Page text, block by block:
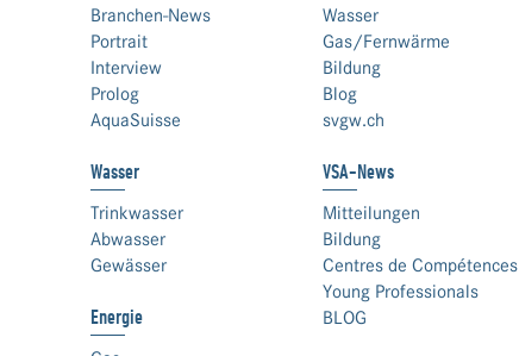
Branchen-News
Portrait
Interview
Prolog
AquaSuisse
Wasser
Trinkwasser
Abwasser
Gewässer
Energie
Wasser
Gas/Fernwärme
Bildung
Blog
svgw.ch
VSA-News
Mitteilungen
Bildung
Centres de Compétences
Young Professionals
BLOG